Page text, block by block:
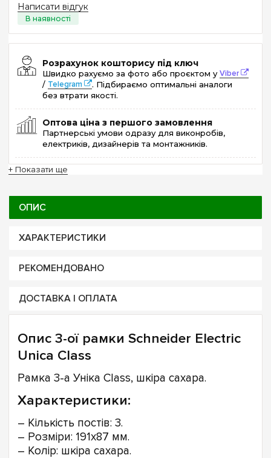
Написати відгук
Розрахунок кошторису під ключ
Швидко рахуємо за фото або проєктом уViber
/ Telegram
. Підбираємо оптимальні аналоги
без втрати якості.
Оптова ціна з першого замовлення
Партнерські умови одразу для виконробів,
електриків, дизайнерів та монтажників.
+ Показати ще
ОПИС
ХАРАКТЕРИСТИКИ
РЕКОМЕНДОВАНО
ДОСТАВКА І ОПЛАТА
Опис 3-ої рамки Schneider Electric
Unica Class
Рамка 3-а Уніка Class, шкіра сахара.
Характеристики:
– Кількість постів: 3.
– Розміри: 191х87 мм.
– Колір: шкіра сахара.